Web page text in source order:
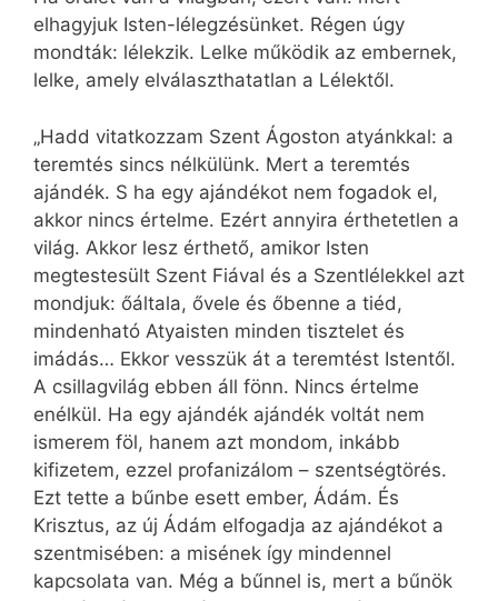
elhagyjuk Isten-lélegzésünket. Régen úgy
mondták: lélekzik. Lelke működik az embernek,
lelke, amely elválaszthatatlan a Lélektől.
„Hadd vitatkozzam Szent Ágoston atyánkkal: a
teremtés sincs nélkülünk. Mert a teremtés
ajándék. S ha egy ajándékot nem fogadok el,
akkor nincs értelme. Ezért annyira érthetetlen a
világ. Akkor lesz érthető, amikor Isten
megtestesült Szent Fiával és a Szentlélekkel azt
mondjuk: őáltala, ővele és őbenne a tiéd,
mindenható Atyaisten minden tisztelet és
imádás… Ekkor vesszük át a teremtést Istentől.
A csillagvilág ebben áll fönn. Nincs értelme
enélkül. Ha egy ajándék ajándék voltát nem
ismerem föl, hanem azt mondom, inkább
kifizetem, ezzel profanizálom – szentségtörés.
Ezt tette a bűnbe esett ember, Ádám. És
Krisztus, az új Ádám elfogadja az ajándékot a
szentmisében: a misének így mindennel
kapcsolata van. Még a bűnnel is, mert a bűnök